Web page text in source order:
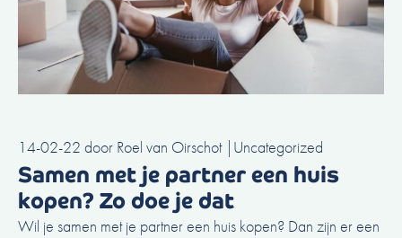
14-02-22 door Roel van Oirschot | Uncategorized
Samen met je partner een huis
kopen? Zo doe je dat
Wil je samen met je partner een huis kopen? Dan zijn er een